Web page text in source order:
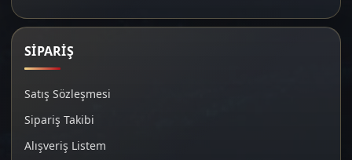
SİPARİŞ
Satış Sözleşmesi
Sipariş Takibi
Alışveriş Listem